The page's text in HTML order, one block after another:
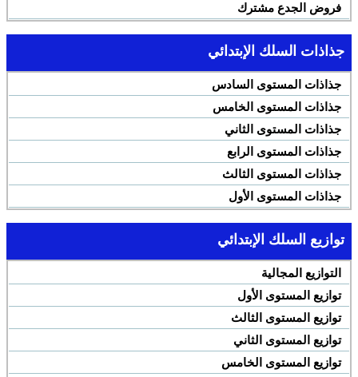
فروض الجدع مشترك
جذاذات السلك الإبتدائي
جذاذات المستوى السادس
جذاذات المستوى الخامس
جذاذات المستوى الثاني
جذاذات المستوى الرابع
جذاذات المستوى الثالث
جذاذات المستوى الأول
توازيع السلك الإبتدائي
التوازيع المجالية
توازيع المستوى الأول
توازيع المستوى الثالث
توازيع المستوى الثاني
توازيع المستوى الخامس